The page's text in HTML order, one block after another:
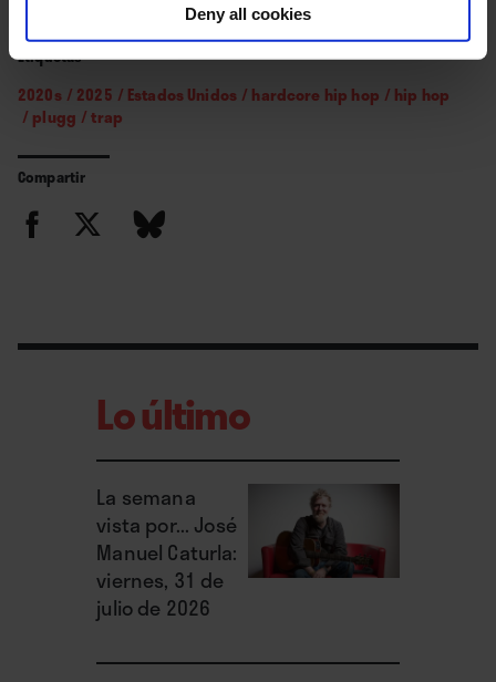
Deny all cookies
Etiquetas
2020s / 2025 / Estados Unidos / hardcore hip hop / hip hop
/ plugg /trap
Compartir
Lo último
La semana
vista por... José
Manuel Caturla:
viernes, 31 de
julio de 2026